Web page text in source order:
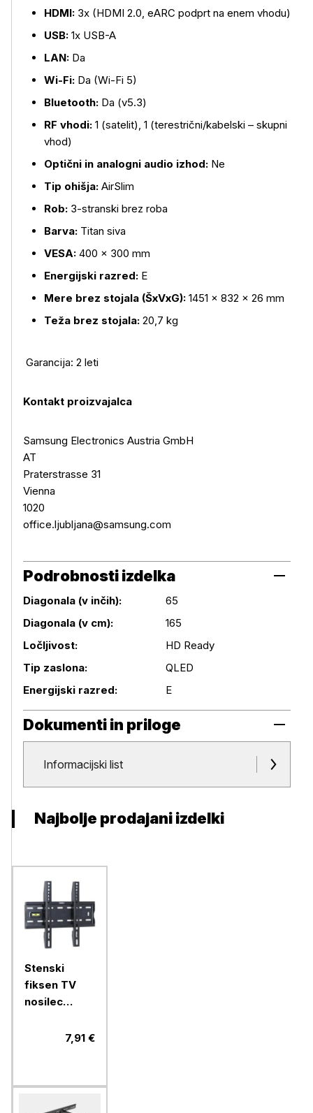
HDMI: 3x (HDMI 2.0, eARC podprt na enem vhodu)
USB: 1x USB-A
LAN: Da
Wi-Fi: Da (Wi-Fi 5)
Bluetooth: Da (v5.3)
RF vhodi: 1 (satelit), 1 (terestrični/kabelski – skupni
vhod)
Optični in analogni audio izhod: Ne
Tip ohišja: AirSlim
Rob: 3-stranski brez roba
Barva: Titan siva
VESA: 400 × 300 mm
Energijski razred: E
Mere brez stojala (ŠxVxG): 1451 × 832 × 26 mm
Teža brez stojala: 20,7 kg
Garancija: 2 leti
Kontakt proizvajalca
Samsung Electronics Austria GmbH
AT
Praterstrasse 31
Vienna
1020
office.ljubljana@samsung.com
Podrobnosti izdelka
Podrobnosti izdelka
Diagonala (v inčih):
65
Diagonala (v cm):
165
Ločljivost:
HD Ready
Tip zaslona:
QLED
Energijski razred:
E
Dokumenti in priloge
Dokumenti in priloge
Informacijski list
Najbolje prodajani izdelki
Stenski
fiksen TV
nosilec
7,91 €